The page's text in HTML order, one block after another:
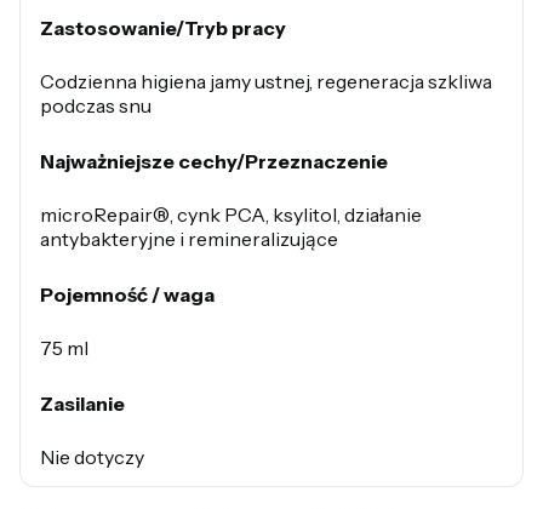
Zastosowanie/Tryb pracy
Codzienna higiena jamy ustnej, regeneracja szkliwa
podczas snu
Najważniejsze cechy/Przeznaczenie
microRepair®, cynk PCA, ksylitol, działanie
antybakteryjne i remineralizujące
Pojemność / waga
75 ml
Zasilanie
Nie dotyczy